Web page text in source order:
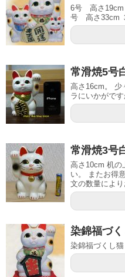
6号 高さ
号 高さ33cm
常滑焼5号
高さ16cm。 少
ラにいかがで
常滑焼3号
高さ10cm 机の
い。 またお得
文の数量により
染錦福づく
染錦福づくし